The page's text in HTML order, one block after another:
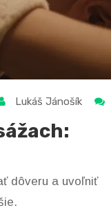
Lukáš Jánošík
dôveru a uvoľniť